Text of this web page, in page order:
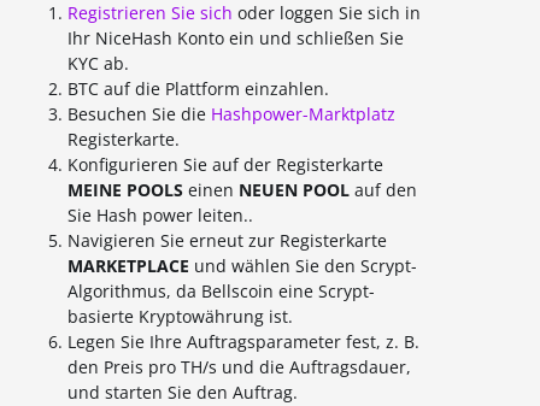
Registrieren Sie sich oder loggen Sie sich in
Ihr NiceHash Konto ein und schließen Sie
KYC ab.
BTC auf die Plattform einzahlen.
Besuchen Sie die Hashpower-Marktplatz
Registerkarte.
Konfigurieren Sie auf der Registerkarte
MEINE POOLS einen NEUEN POOL auf den
Sie Hash power leiten..
Navigieren Sie erneut zur Registerkarte
MARKETPLACE und wählen Sie den Scrypt-
Algorithmus, da Bellscoin eine Scrypt-
basierte Kryptowährung ist.
Legen Sie Ihre Auftragsparameter fest, z. B.
den Preis pro TH/s und die Auftragsdauer,
und starten Sie den Auftrag.